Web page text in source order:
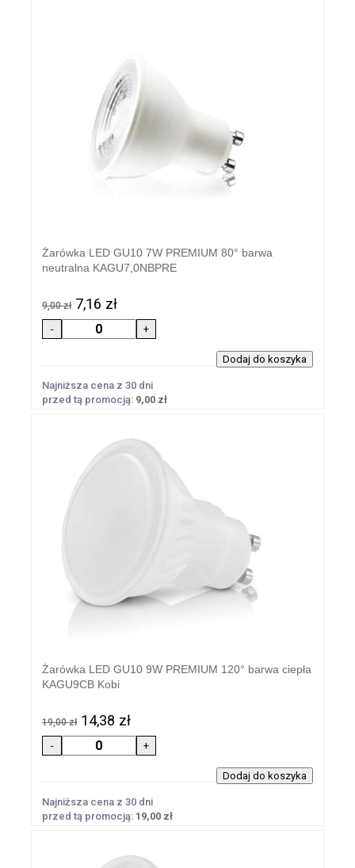
Żarówka LED GU10 7W PREMIUM 80° barwa
neutralna KAGU7,0NBPRE
9,00 zł 7,16 zł
Najniższa cena z 30 dni
przed tą promocją: 9,00 zł
Żarówka LED GU10 9W PREMIUM 120° barwa ciepła
KAGU9CB Kobi
19,00 zł 14,38 zł
Najniższa cena z 30 dni
przed tą promocją: 19,00 zł